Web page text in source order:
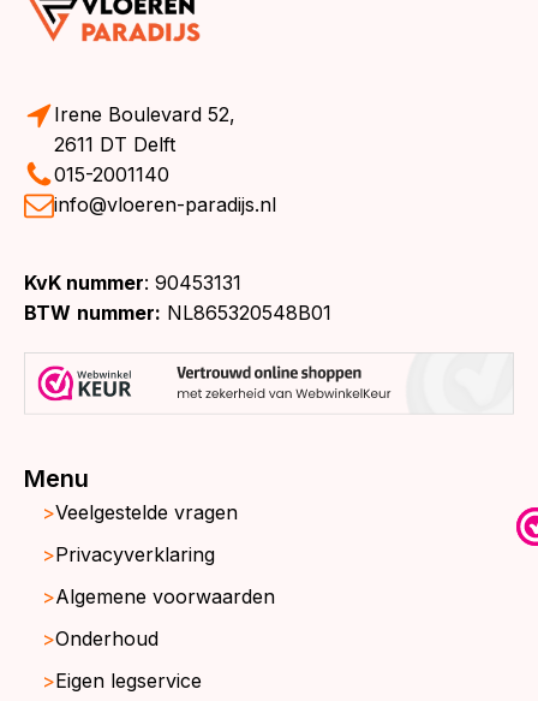
Irene Boulevard 52,
2611 DT Delft
015-2001140
info@vloeren-paradijs.nl
KvK nummer: 90453131
BTW nummer: NL865320548B01
Menu
Veelgestelde vragen
Privacyverklaring
Algemene voorwaarden
Onderhoud
Eigen legservice